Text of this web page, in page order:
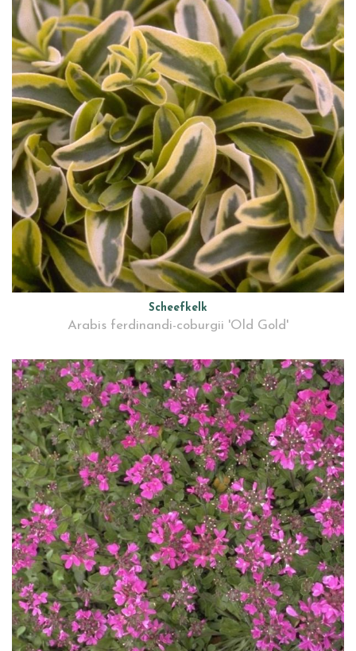
Scheefkelk
Arabis ferdinandi-coburgii 'Old Gold'